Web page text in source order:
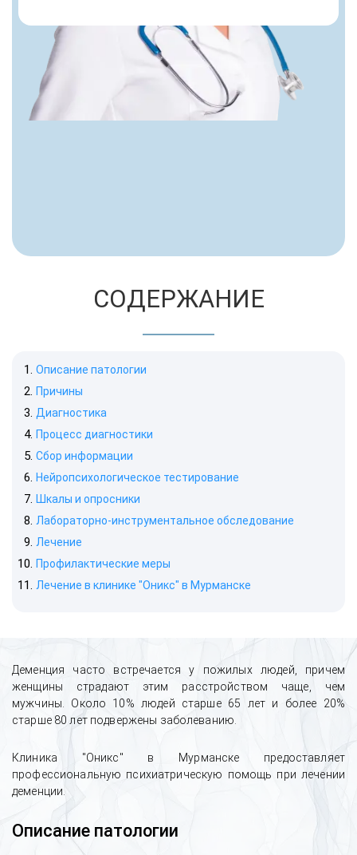
СОДЕРЖАНИЕ
Описание патологии
Причины
Диагностика
Процесс диагностики
Сбор информации
Нейропсихологическое тестирование
Шкалы и опросники
Лабораторно-инструментальное обследование
Лечение
Профилактические меры
Лечение в клинике "Оникс" в Мурманске
Деменция часто встречается у пожилых людей, причем
женщины страдают этим расстройством чаще, чем
мужчины. Около 10% людей старше 65 лет и более 20%
старше 80 лет подвержены заболеванию.
Клиника "Оникс" в Мурманске предоставляет
профессиональную психиатрическую помощь при лечении
деменции.
Описание патологии